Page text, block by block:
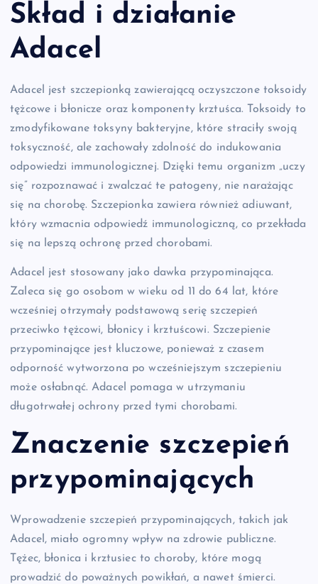
Skład i działanie
Adacel
Adacel jest szczepionką zawierającą oczyszczone toksoidy
tężcowe i błonicze oraz komponenty krztuśca. Toksoidy to
zmodyfikowane toksyny bakteryjne, które straciły swoją
toksyczność, ale zachowały zdolność do indukowania
odpowiedzi immunologicznej. Dzięki temu organizm „uczy
się” rozpoznawać i zwalczać te patogeny, nie narażając
się na chorobę. Szczepionka zawiera również adiuwant,
który wzmacnia odpowiedź immunologiczną, co przekłada
się na lepszą ochronę przed chorobami.
Adacel jest stosowany jako dawka przypominająca.
Zaleca się go osobom w wieku od 11 do 64 lat, które
wcześniej otrzymały podstawową serię szczepień
przeciwko tężcowi, błonicy i krztuścowi. Szczepienie
przypominające jest kluczowe, ponieważ z czasem
odporność wytworzona po wcześniejszym szczepieniu
może osłabnąć. Adacel pomaga w utrzymaniu
długotrwałej ochrony przed tymi chorobami.
Znaczenie szczepień
przypominających
Wprowadzenie szczepień przypominających, takich jak
Adacel, miało ogromny wpływ na zdrowie publiczne.
Tężec, błonica i krztusiec to choroby, które mogą
prowadzić do poważnych powikłań, a nawet śmierci.